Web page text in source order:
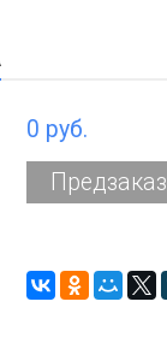
0 руб.
Предзаказ